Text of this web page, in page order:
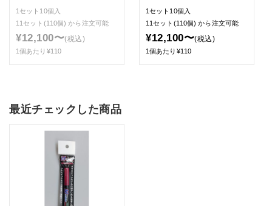
1セット10個入
11セット(110個)から注文可能
¥12,100〜(税込)
1個あたり¥110
1セット10個入
11セット(110個)から注文可能
¥12,100〜(税込)
1個あたり¥110
最近チェックした商品